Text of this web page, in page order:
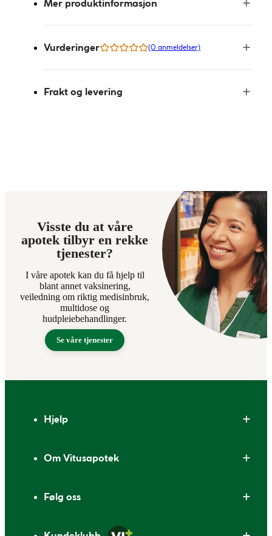
Mer produktinformasjon
Vurderinger (0 anmeldelser)
Frakt og levering
Visste du at våre
apotek tilbyr en rekke
tjenester?
I våre apotek kan du få hjelp til
blant annet vaksinering,
veiledning om riktig medisinbruk,
multidose og
hudpleiebehandlinger.
Se våre tjenester
Hjelp
Om Vitusapotek
Følg oss